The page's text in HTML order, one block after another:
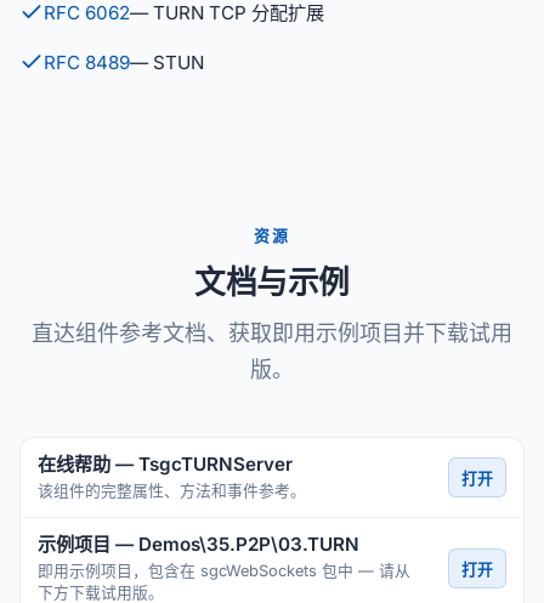
RFC 6062— TURN TCP 分配扩展
RFC 8489— STUN
资源
文档与示例
直达组件参考文档、获取即用示例项目并下载试用
版。
在线帮助 — TsgcTURNServer
该组件的完整属性、方法和事件参考。
打开
示例项目 — Demos\35.P2P\03.TURN
即用示例项目，包含在 sgcWebSockets 包中 — 请从
下方下载试用版。
打开